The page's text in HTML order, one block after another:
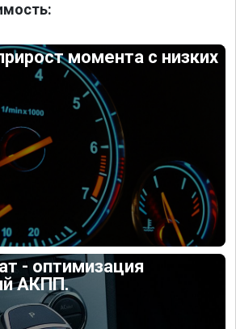
момента с низких
- оптимизация
АКПП.